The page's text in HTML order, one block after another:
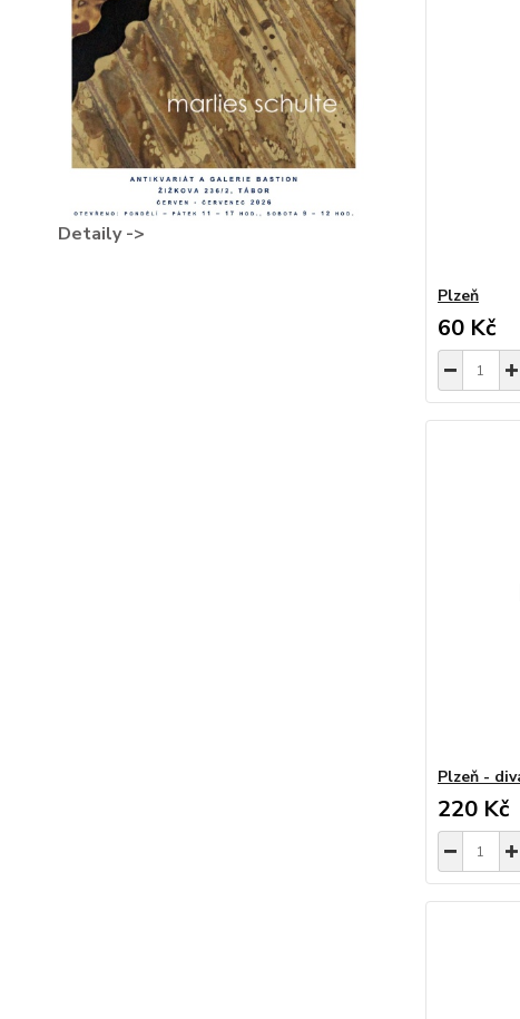
Detaily ->
Plzeň
60 Kč
Plzeň -
220 Kč